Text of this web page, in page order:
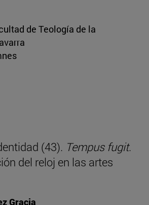
de Teología de la
(43). Tempus fugit.
del reloj en las artes
Gracia